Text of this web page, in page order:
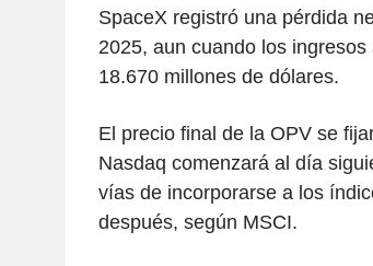
SpaceX registró una pérdida
2025, aun cuando los
18.670 millones de dólares.
El precio final de la OPV se
Nasdaq comenzará al día
vías de incorporarse a los
después, según MSCI.